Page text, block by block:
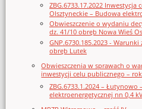
ZBG.6733.17.2022
Olsztyneckie – Budowa
Obwieszczenie o wydaniu
dz. 41/10 obręb Nowa Wieś
GNP.6730.185.2023 -
obręb Lutek
Obwieszczenia w sprawach o
inwestycji celu publicznego –
ZBG.6733.1.2024 –
elektroenergetycznej nn 0,4